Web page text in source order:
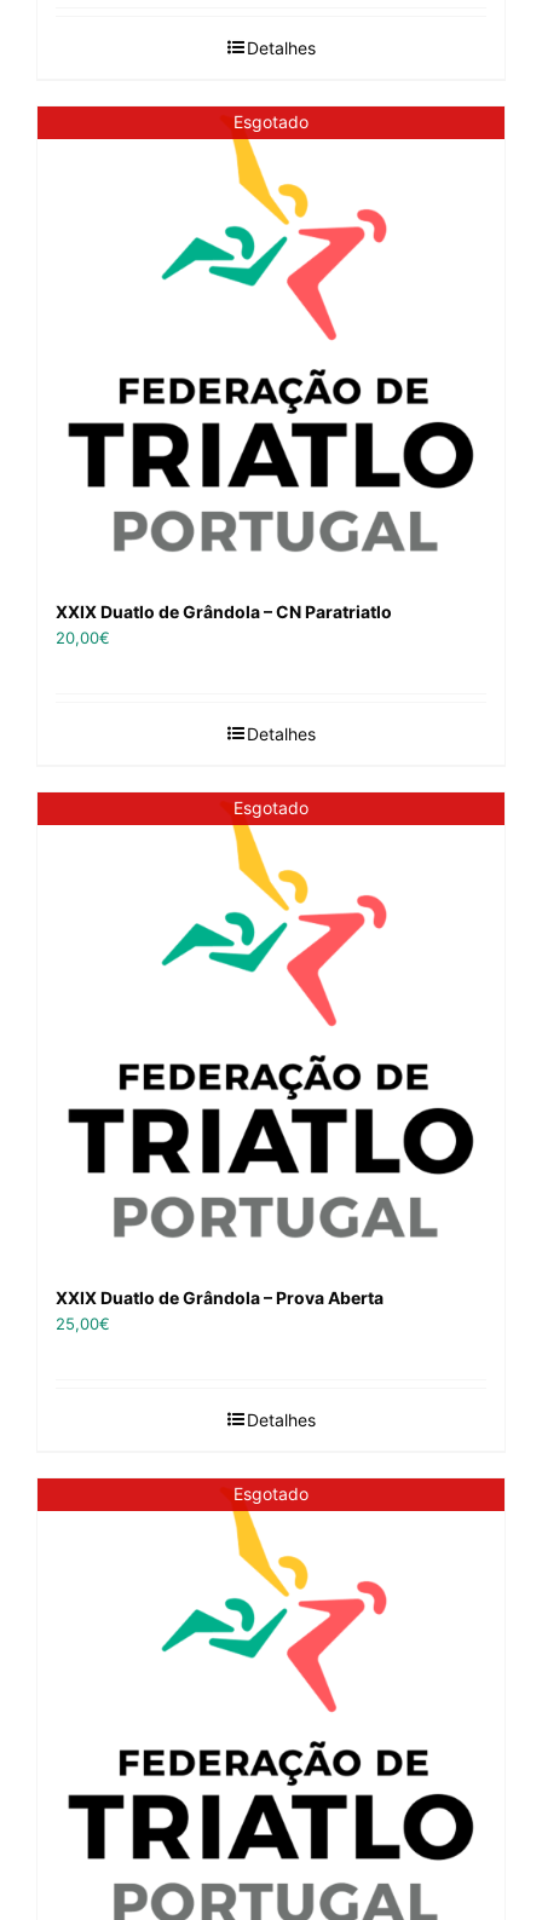
Detalhes
Esgotado
XXIX Duatlo de Grândola – CN Paratriatlo
20,00€
Detalhes
Esgotado
XXIX Duatlo de Grândola – Prova Aberta
25,00€
Detalhes
Esgotado